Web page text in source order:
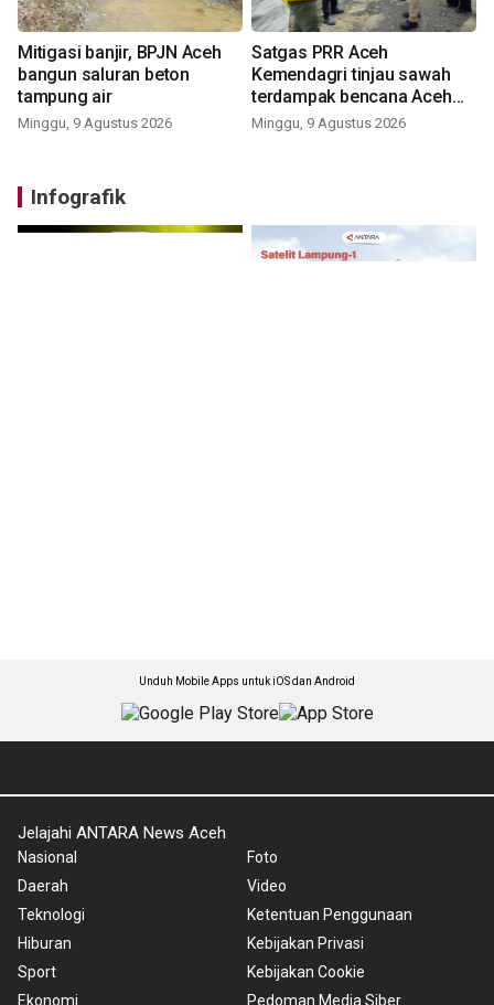
Mitigasi banjir, BPJN Aceh
bangun saluran beton
tampung air
Minggu, 9 Agustus 2026
Satgas PRR Aceh
Kemendagri tinjau sawah
terdampak bencana Aceh
Barat
Minggu, 9 Agustus 2026
Infografik
Unduh Mobile Apps untuk iOS dan Android
Jelajahi ANTARA News Aceh
Nasional
Daerah
Teknologi
Hiburan
Sport
Ekonomi
Foto
Video
Ketentuan Penggunaan
Kebijakan Privasi
Kebijakan Cookie
Pedoman Media Siber